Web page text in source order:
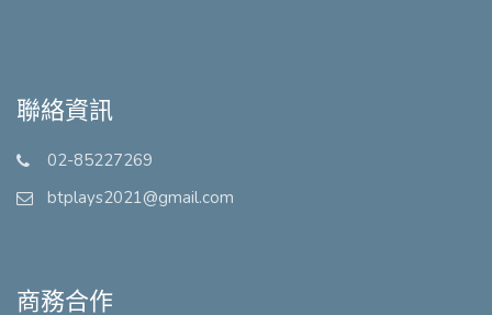
聯絡資訊
02-85227269
btplays2021@gmail.com
商務合作